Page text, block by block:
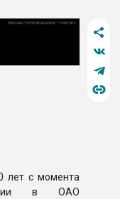
лет с момента
в ОАО